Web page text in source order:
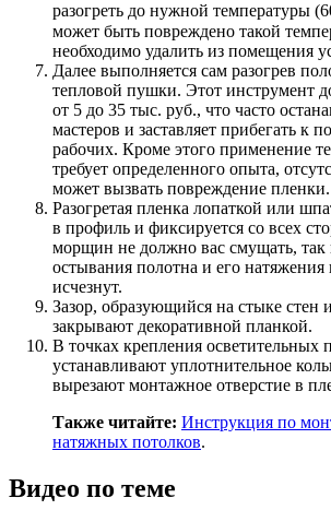
разогреть до нужной температуры
может быть повреждено такой
необходимо удалить из помещения
Далее выполняется сам разогрев
тепловой пушки. Этот инструмент
от 5 до 35 тыс. руб., что часто
мастеров и заставляет прибегать к
рабочих. Кроме этого применение
требует определенного опыта,
может вызвать повреждение пленки.
Разогретая пленка лопаткой или
в профиль и фиксируется со всех
морщин не должно вас смущать, так
остывания полотна и его
исчезнут.
Зазор, образующийся на стыке стен
закрывают декоративной планкой.
В точках крепления осветительных
устанавливают уплотнительное
вырезают монтажное отверстие в
Также читайте: Инструкция по
натяжных потолков.
Видео по теме